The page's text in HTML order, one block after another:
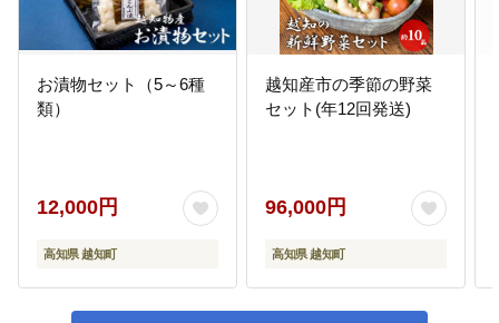
験料 など
05
（5）スポーツ振興のための事業
（5）スポーツ振興のための事業
お漬物セット（5～6種
類）
12,000円
高知県 越知町
越知産市の季節の野菜
セット(年12回発送)
96,000円
高知県 越知町